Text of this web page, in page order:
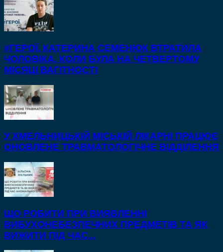
#ГЕРОЇ. КАТЕРИНА СЕМЕНЮК ВТРАТИЛА
ЧОЛОВІКА, КОЛИ БУЛА НА ЧЕТВЕРТОМУ
МІСЯЦІ ВАГІТНОСТІ
У ХМЕЛЬНИЦЬКІЙ МІСЬКІЙ ЛІКАРНІ ПРАЦЮЄ
ОНОВЛЕНЕ ТРАВМАТОЛОГІЧНЕ ВІДДІЛЕННЯ
ЩО РОБИТИ ПРИ ВИЯВЛЕННІ
ВИБУХОНЕБЕЗПЕЧНИХ ПРЕДМЕТІВ ТА ЯК
ВИЖИТИ ПІД ЧАС...